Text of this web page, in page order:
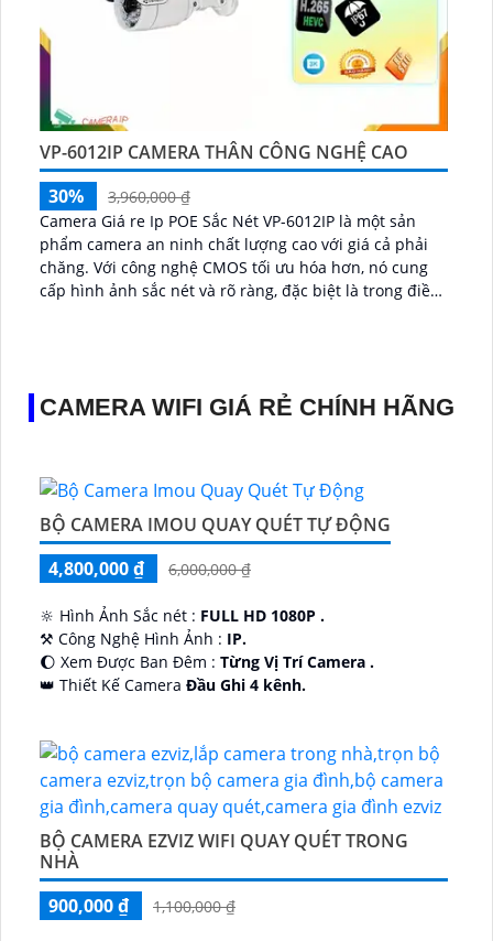
VP-6012IP CAMERA THÂN CÔNG NGHỆ CAO
30%
3,960,000 ₫
Camera Giá re Ip POE Sắc Nét VP-6012IP là một sản
phẩm camera an ninh chất lượng cao với giá cả phải
chăng. Với công nghệ CMOS tối ưu hóa hơn, nó cung
cấp hình ảnh sắc nét và rõ ràng, đặc biệt là trong điều
CAMERA WIFI GIÁ RẺ CHÍNH HÃNG
BỘ CAMERA IMOU QUAY QUÉT TỰ ĐỘNG
4,800,000 ₫
6,000,000 ₫
🔆 Hình Ảnh Sắc nét : FULL HD 1080P .
⚒ Công Nghệ Hình Ảnh : IP.
🌔 Xem Được Ban Đêm : Từng Vị Trí Camera .
👑 Thiết Kế Camera Đầu Ghi 4 kênh.
BỘ CAMERA EZVIZ WIFI QUAY QUÉT TRONG
NHÀ
900,000 ₫
1,100,000 ₫